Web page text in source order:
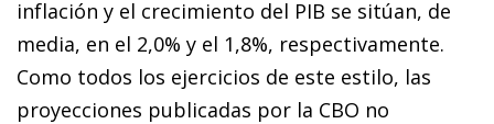
inflación y el crecimiento del PIB se sitúan, de
media, en el 2,0% y el 1,8%, respectivamente.
Como todos los ejercicios de este estilo, las
proyecciones publicadas por la CBO no